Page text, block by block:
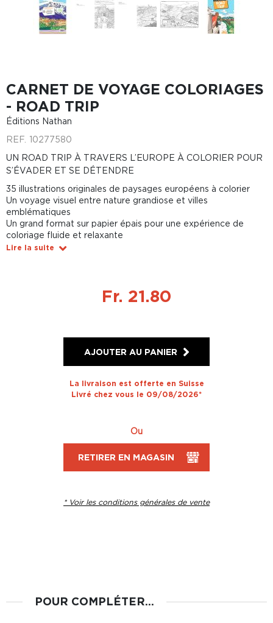
CARNET DE VOYAGE COLORIAGES
- ROAD TRIP
Éditions Nathan
REF. 10277580
UN ROAD TRIP À TRAVERS L’EUROPE À COLORIER POUR
S’ÉVADER ET SE DÉTENDRE
35 illustrations originales de paysages européens à colorier
Un voyage visuel entre nature grandiose et villes
emblématiques
Un grand format sur papier épais pour une expérience de
coloriage fluide et relaxante
Lire la suite
Fr. 21.80
AJOUTER AU PANIER
La livraison est offerte en Suisse
Livré chez vous le 09/08/2026*
Ou
RETIRER EN MAGASIN
* Voir les conditions générales de vente
POUR COMPLÉTER...